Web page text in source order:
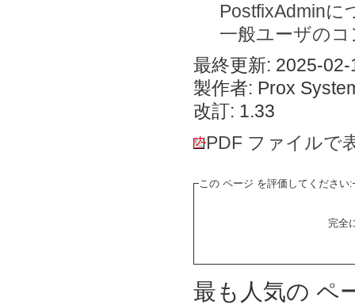
PostfixAdminに
一般ユーザの
最終更新: 2025-
製作者: Prox
改訂: 1.33
PDF ファイルで
この ページ を評価してください:
完全
最も人気の ペ